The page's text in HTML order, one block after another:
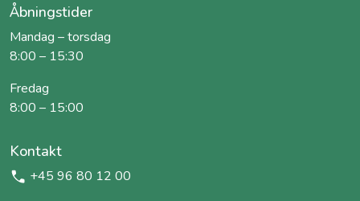
Åbningstider
Mandag – torsdag
8:00 – 15:30
Fredag
8:00 – 15:00
Kontakt
+45 96 80 12 00